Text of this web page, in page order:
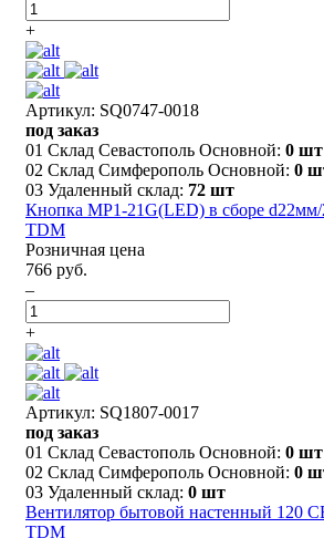
+
Артикул: SQ0747-0018
под заказ
01 Склад Севастополь Основной: 0 шт
02 Склад Симферополь Основной: 0
03 Удаленный склад: 72 шт
Кнопка MP1-21G(LED) в сборе d22мм/
TDM
Розничная цена
766 руб.
–
+
Артикул: SQ1807-0017
под заказ
01 Склад Севастополь Основной: 0 шт
02 Склад Симферополь Основной: 0
03 Удаленный склад: 0 шт
Вентилятор бытовой настенный 120
TDM